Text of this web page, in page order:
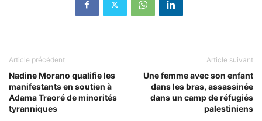
Article précédent
Nadine Morano qualifie les
manifestants en soutien à
Adama Traoré de minorités
tyranniques
Article suivant
Une femme avec son enfant
dans les bras, assassinée
dans un camp de réfugiés
palestiniens